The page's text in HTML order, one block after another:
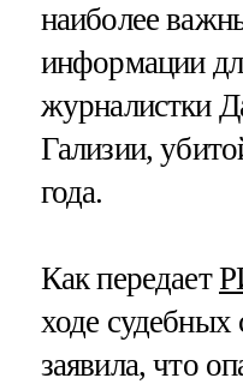
наиболее
информации
журналистки
Гализии,
года.
Как передает
ходе
заявила, что